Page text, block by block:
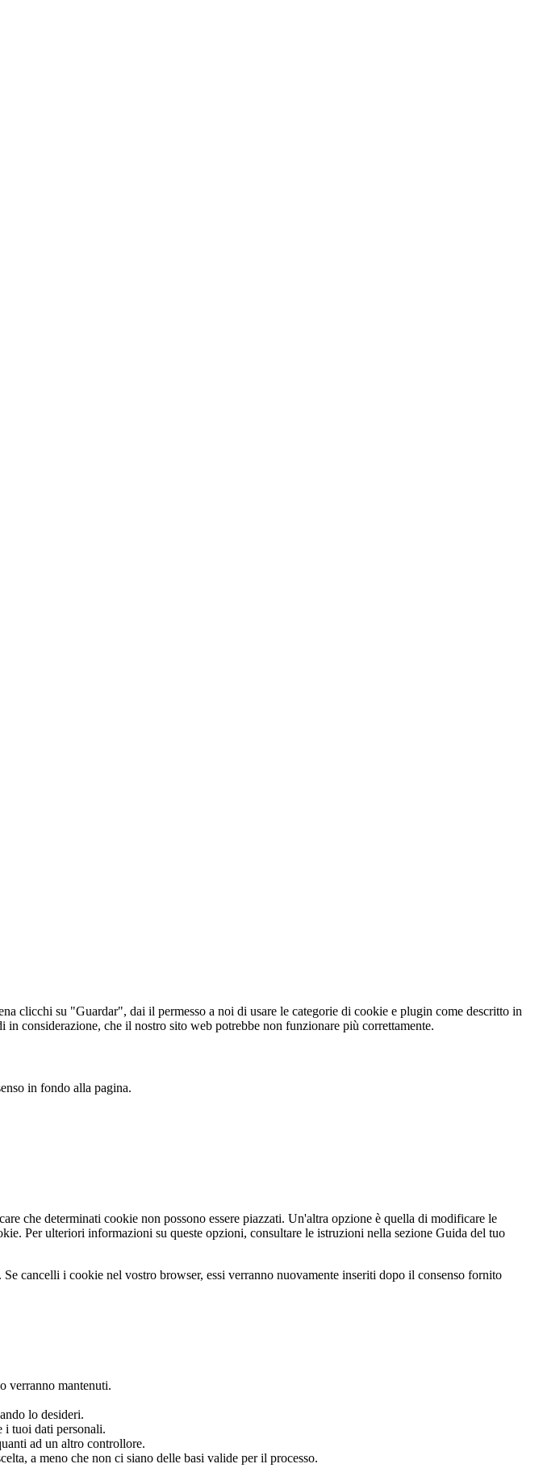
clicchi su "Guardar", dai il permesso a noi di usare le categorie di cookie e plugin come descritto in
considerazione, che il nostro sito web potrebbe non funzionare più correttamente.
in fondo alla pagina.
che determinati cookie non possono essere piazzati. Un'altra opzione è quella di modificare le
Per ulteriori informazioni su queste opzioni, consultare le istruzioni nella sezione Guida del tuo
cancelli i cookie nel vostro browser, essi verranno nuovamente inseriti dopo il consenso fornito
verranno mantenuti.
lo desideri.
i tuoi dati personali.
ad un altro controllore.
a meno che non ci siano delle basi valide per il processo.